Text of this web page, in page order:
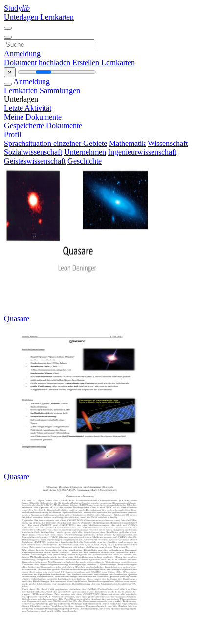
Studylib
Unterlagen Lernkarten
Anmeldung
Dokument hochladen Erstellen Lernkarten
×
Anmeldung
Lernkarten Sammlungen
Unterlagen
Letzte Aktivität
Meine Dokumente
Gespeicherte Dokumente
Profil
Sprachsituation einzelner Gebiete Mathematik Wissenschaft
Sozialwissenschaft Unternehmen Ingenieurwissenschaft
Geisteswissenschaft Geschichte
Quasare
Quasare